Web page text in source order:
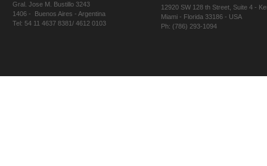
Gral. Jose M. Bustillo 3243
1406 - Buenos Aires - Argentina
Tel: 54 11 4637 8381/ 4612 0103
12920 SW 128 th Street, Suite 4 -
Miami - Florida 33186 - USA
Ph: (786) 293-1094